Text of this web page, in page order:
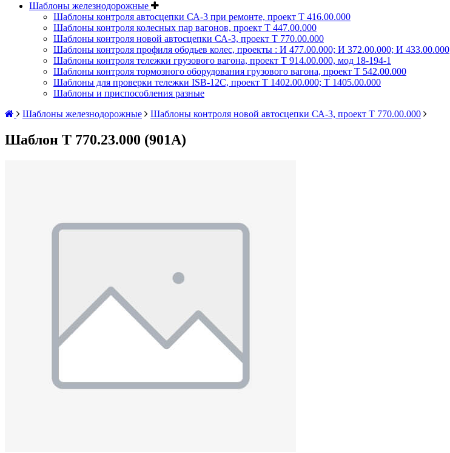
Шаблоны железнодорожные
Шаблоны контроля автосцепки СА-3 при ремонте, проект Т 416.00.000
Шаблоны контроля колесных пар вагонов, проект Т 447.00.000
Шаблоны контроля новой автосцепки СА-3, проект Т 770.00.000
Шаблоны контроля профиля ободьев колес, проекты : И 477.00.000; И 372.00.000; И 433.00.000
Шаблоны контроля тележки грузового вагона, проект Т 914.00.000, мод 18-194-1
Шаблоны контроля тормозного оборудования грузового вагона, проект Т 542.00.000
Шаблоны для проверки тележки ISB-12C, проект Т 1402.00.000; Т 1405.00.000
Шаблоны и приспособления разные
Шаблоны железнодорожные
Шаблоны контроля новой автосцепки СА-3, проект Т 770.00.000
Шаблон Т 770.23.000 (901А)